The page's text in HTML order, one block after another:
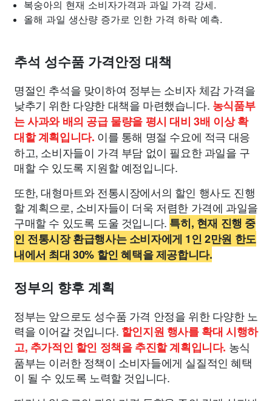
복숭아의 현재 소비자가격과 과일 가격 강세.
올해 과일 생산량 증가로 인한 가격 하락 예측.
추석 성수품 가격안정 대책
명절인 추석을 맞이하여 정부는 소비자 체감 가격을
낮추기 위한 다양한 대책을 마련했습니다. 농식품부
는 사과와 배의 공급 물량을 평시 대비 3배 이상 확
대할 계획입니다. 이를 통해 명절 수요에 적극 대응
하고, 소비자들이 가격 부담 없이 필요한 과일을 구
매할 수 있도록 지원할 예정입니다.
또한, 대형마트와 전통시장에서의 할인 행사도 진행
할 계획으로, 소비자들이 더욱 저렴한 가격에 과일을
구매할 수 있도록 도울 것입니다. 특히, 현재 진행 중
인 전통시장 환급행사는 소비자에게 1인 2만원 한도
내에서 최대 30% 할인 혜택을 제공합니다.
정부의 향후 계획
정부는 앞으로도 성수품 가격 안정을 위한 다양한 노
력을 이어갈 것입니다. 할인지원 행사를 확대 시행하
고, 추가적인 할인 정책을 추진할 계획입니다. 농식
품부는 이러한 정책이 소비자들에게 실질적인 혜택
이 될 수 있도록 노력할 것입니다.